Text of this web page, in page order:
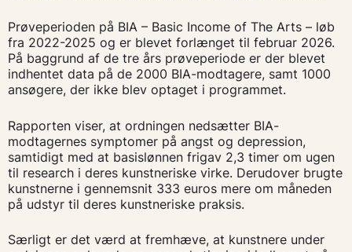
Prøveperioden på BIA – Basic Income of The Arts – løb
fra 2022-2025 og er blevet forlænget til februar 2026.
På baggrund af de tre års prøveperiode er der blevet
indhentet data på de 2000 BIA-modtagere, samt 1000
ansøgere, der ikke blev optaget i programmet.
Rapporten viser, at ordningen nedsætter BIA-
modtagernes symptomer på angst og depression,
samtidigt med at basislønnen frigav 2,3 timer om ugen
til research i deres kunstneriske virke. Derudover brugte
kunstnerne i gennemsnit 333 euros mere om måneden
på udstyr til deres kunstneriske praksis.
Særligt er det værd at fremhæve, at kunstnere under